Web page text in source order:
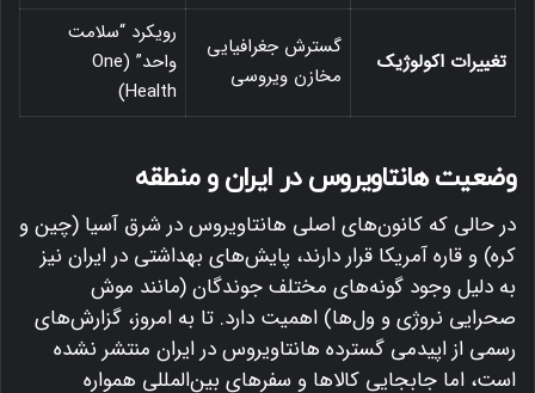
تغییرات اکولوژیک
گسترش جغرافیایی
مخازن ویروسی
رویکرد “سلامت
واحد” (One
Health)
وضعیت هانتاویروس در ایران و منطقه
در حالی که کانون‌های اصلی هانتاویروس در شرق آسیا (چین و
کره) و قاره آمریکا قرار دارند، پایش‌های بهداشتی در ایران نیز
به دلیل وجود گونه‌های مختلف جوندگان (مانند موش
صحرایی نروژی و ول‌ها) اهمیت دارد. تا به امروز، گزارش‌های
رسمی از اپیدمی گسترده هانتاویروس در ایران منتشر نشده
است، اما جابجایی کالاها و سفرهای بین‌المللی همواره